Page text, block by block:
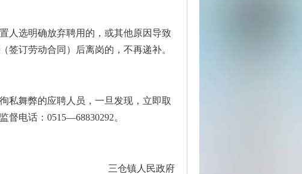
人选明确放弃聘用的，或其他原因导致
签订劳动合同）后离岗的，不再递补。
私舞弊的应聘人员，一旦发现，立即取
电话：0515—68830292。
三仓镇人民政府